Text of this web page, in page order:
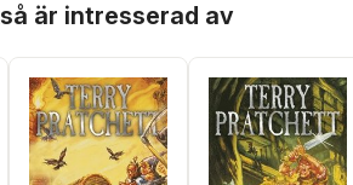
är intresserad av